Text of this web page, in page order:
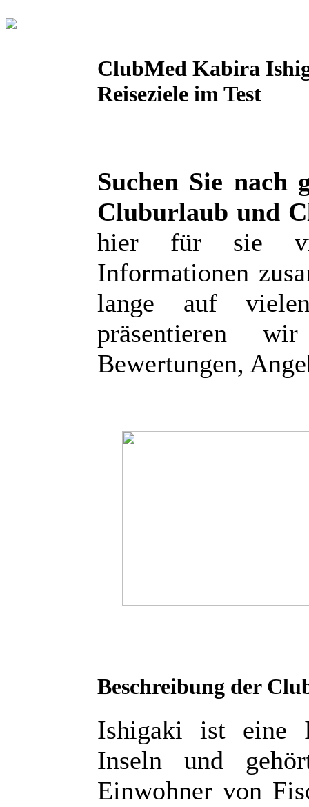
ClubMed Kabira
Reiseziele im Test
Suchen Sie
Cluburlaub und
hier für sie
Informationen
lange auf
präsentieren
Bewertungen,
Beschreibung der
Ishigaki ist eine
Inseln und
Einwohner von